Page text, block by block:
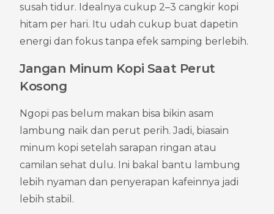
susah tidur. Idealnya cukup 2–3 cangkir kopi
hitam per hari. Itu udah cukup buat dapetin
energi dan fokus tanpa efek samping berlebih.
Jangan Minum Kopi Saat Perut
Kosong
Ngopi pas belum makan bisa bikin asam
lambung naik dan perut perih. Jadi, biasain
minum kopi setelah sarapan ringan atau
camilan sehat dulu. Ini bakal bantu lambung
lebih nyaman dan penyerapan kafeinnya jadi
lebih stabil.